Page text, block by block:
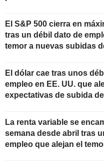
El S&P 500 cierra en
tras un débil dato de
temor a nuevas subidas
El dólar cae tras unos
empleo en EE. UU. que
expectativas de subida
La renta variable se
semana desde abril tras
empleo que alejan el